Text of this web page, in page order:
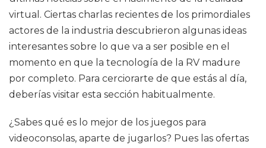
virtual. Ciertas charlas recientes de los primordiales
actores de la industria descubrieron algunas ideas
interesantes sobre lo que va a ser posible en el
momento en que la tecnología de la RV madure
por completo. Para cerciorarte de que estás al día,
deberías visitar esta sección habitualmente.
¿Sabes qué es lo mejor de los juegos para
videoconsolas, aparte de jugarlos? Pues las ofertas